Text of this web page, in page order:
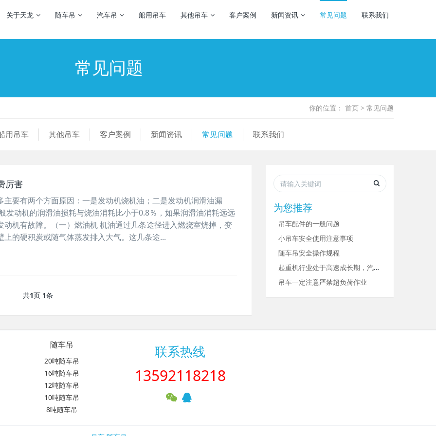
关于天龙 随车吊 汽车吊 船用吊车 其他吊车 客户案例 新闻资讯 常见问题 联系我们
常见问题
你的位置： 首页 > 常见问题
用吊车 其他吊车 客户案例 新闻资讯 常见问题 联系我们
厉害
主要有两个方面原因：一是发动机烧机油；二是发动机润滑油漏
发动机的润滑油损耗与烧油消耗比小于0.8％，如果润滑油消耗远远
动机有故障。（一）燃油机 机油通过几条途径进入燃烧室烧掉，变
上的硬积炭或随气体蒸发排入大气。这几条途...
共1页 1条
为您推荐
吊车配件的一般问题
小吊车安全使用注意事项
随车吊安全操作规程
起重机行业处于高速成长期，汽车起重机热点依旧
吊车一定注意严禁超负荷作业
随车吊
20吨随车吊
16吨随车吊
12吨随车吊
10吨随车吊
8吨随车吊
联系热线
13592118218